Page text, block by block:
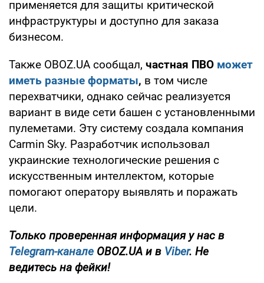
применяется для защиты критической
инфраструктуры и доступно для заказа
бизнесом.
Также OBOZ.UA сообщал, частная ПВО может
иметь разные форматы, в том числе
перехватчики, однако сейчас реализуется
вариант в виде сети башен с установленными
пулеметами. Эту систему создала компания
Carmin Sky. Разработчик использовал
украинские технологические решения с
искусственным интеллектом, которые
помогают оператору выявлять и поражать
цели.
Только проверенная информация у нас в
Telegram-канале OBOZ.UA и в Viber. Не
ведитесь на фейки!